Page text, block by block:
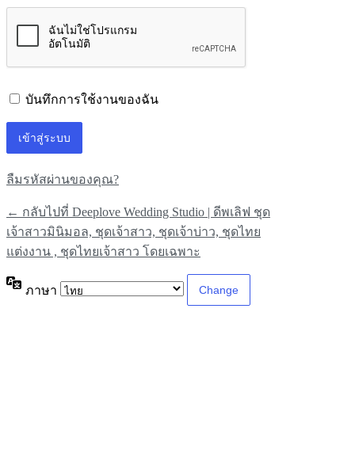
บันทึกการใช้งานของฉัน
ลืมรหัสผ่านของคุณ?
← กลับไปที่ Deeplove Wedding Studio | ดีพเลิฟ ชุด
เจ้าสาวมินิมอล, ชุดเจ้าสาว, ชุดเจ้าบ่าว, ชุดไทย
แต่งงาน , ชุดไทยเจ้าสาว โดยเฉพาะ
ภาษา